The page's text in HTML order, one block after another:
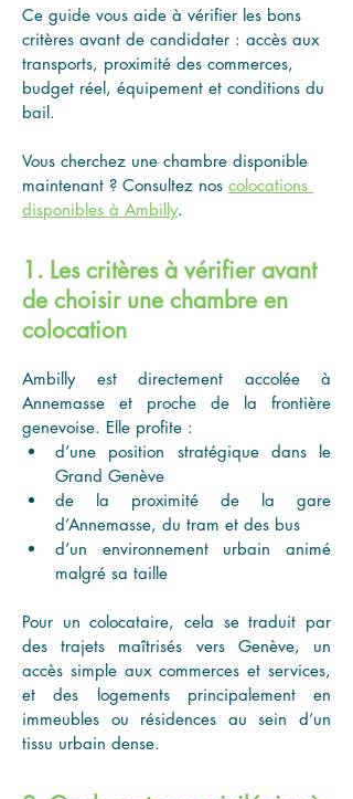
Ce guide vous aide à vérifier les bons
critères avant de candidater : accès aux
transports, proximité des commerces,
budget réel, équipement et conditions du
bail.
Vous cherchez une chambre disponible
maintenant ? Consultez nos colocations
disponibles à Ambilly.
1. Les critères à vérifier avant
de choisir une chambre en
colocation
Ambilly est directement accolée à
Annemasse et proche de la frontière
genevoise. Elle profite :
d’une position stratégique dans le
Grand Genève
de la proximité de la gare
d’Annemasse, du tram et des bus
d’un environnement urbain animé
malgré sa taille
Pour un colocataire, cela se traduit par
des trajets maîtrisés vers Genève, un
accès simple aux commerces et services,
et des logements principalement en
immeubles ou résidences au sein d’un
tissu urbain dense.